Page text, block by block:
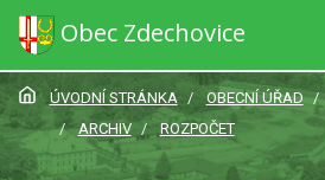
Obec Zdechovice
ÚVODNÍ STRÁNKA OBECNÍ ÚŘAD
ARCHIV
ROZPOČET